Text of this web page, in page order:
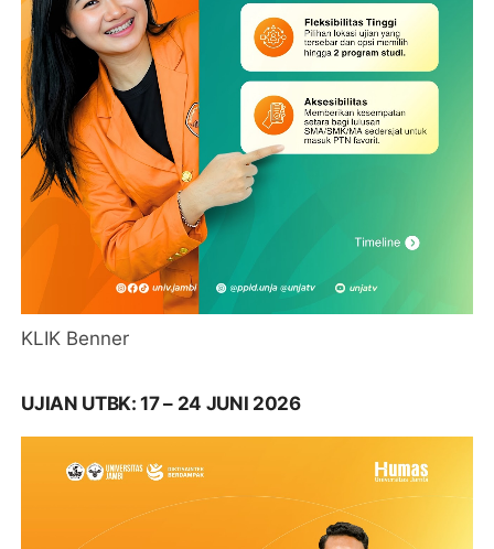
KLIK Benner
UJIAN UTBK: 17 – 24 JUNI 2026